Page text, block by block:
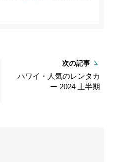
次の記事
ハワイ・人気のレンタカ
ー 2024 上半期